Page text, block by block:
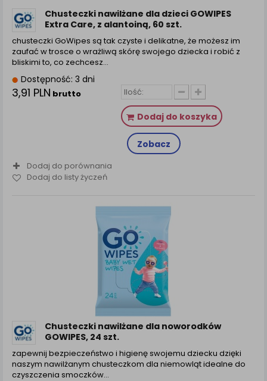
Chusteczki nawilżane dla dzieci GOWIPES
Extra Care, z alantoiną, 60 szt.
chusteczki GoWipes są tak czyste i delikatne, że możesz im
zaufać w trosce o wrażliwą skórę swojego dziecka i robić z
bliskimi to, co zechcesz…
Dostępność: 3 dni
3,91 PLN brutto
Dodaj do koszyka
Zobacz
Dodaj do porównania
Dodaj do listy życzeń
Chusteczki nawilżane dla noworodków
GOWIPES, 24 szt.
zapewnij bezpieczeństwo i higienę swojemu dziecku dzięki
naszym nawilżanym chusteczkom dla niemowląt idealne do
czyszczenia smoczków…